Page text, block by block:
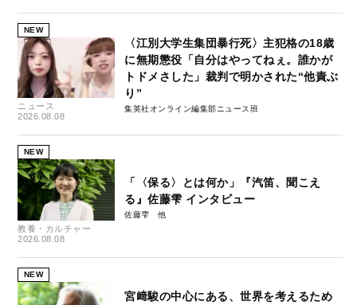
NEW
ニュース
2026.08.08
〈江別大学生集団暴行死〉主犯格の18歳
に無期懲役「自分はやってねぇ。誰かが
トドメさした」裁判で明かされた“他責ぶ
り”
集英社オンライン編集部ニュース班
NEW
教養・カルチャー
2026.08.08
「〈保る〉とは何か」『汽笛、聞こえ
る』佐藤雫 インタビュー
佐藤雫
NEW
宮﨑駿の中心にある、世界を考えるため